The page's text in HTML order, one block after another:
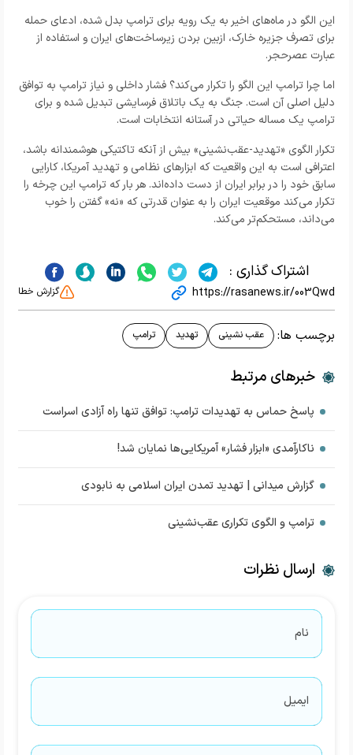
این الگو در ماه‌های اخیر به یک رویه برای ترامپ بدل شده، ادعای حمله
برای تصرف جزیره خارک، ازبین بردن زیرساخت‌های ایران و استفاده از
عبارت عصرحجر.
اما چرا ترامپ این الگو را تکرار می‌کند؟ فشار داخلی و نیاز ترامپ به توافق
دلیل اصلی آن است. جنگ به یک باتلاق فرسایشی تبدیل شده و برای
ترامپ یک مساله حیاتی در آستانه انتخابات است.
تکرار الگوی «تهدید-عقب‌نشینی» بیش از آنکه تاکتیکی هوشمندانه باشد،
اعترافی است به این واقعیت که ابزارهای نظامی و تهدید آمریکا، کارایی
سابق خود را در برابر ایران از دست داده‌اند. هر بار که ترامپ این چرخه را
تکرار می‌کند موقعیت ایران را به عنوان قدرتی که «نه» گفتن را خوب
می‌داند، مستحکم‌تر می‌کند.
اشتراک گذاری :
https://rasanews.ir/003Qwd گزارش خطا
برچسب ها: عقب نشینی تهدید ترامپ
خبرهای مرتبط
پاسخ حماس به تهدیدات ترامپ: توافق تنها راه آزادی اسراست
ناکارآمدی «ابزار فشار» آمریکایی‌ها نمایان شد!
گزارش میدانی | تهدید تمدن ایران اسلامی به نابودی
ترامپ و الگوی تکراری عقب‌نشینی
ارسال نظرات